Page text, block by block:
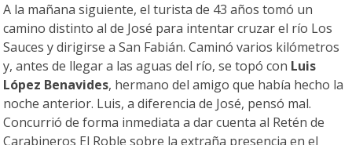
A la mañana siguiente, el turista de 43 años tomó un
camino distinto al de José para intentar cruzar el río Los
Sauces y dirigirse a San Fabián. Caminó varios kilómetros
y, antes de llegar a las aguas del río, se topó con Luis
López Benavides, hermano del amigo que había hecho la
noche anterior. Luis, a diferencia de José, pensó mal.
Concurrió de forma inmediata a dar cuenta al Retén de
Carabineros El Roble sobre la extraña presencia en el